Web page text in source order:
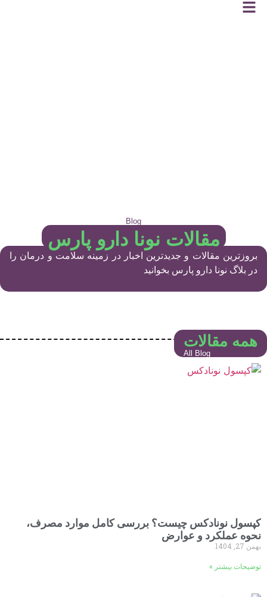
مقالات نونا دارو پارس
Blog
بروزترین مقالات و جدیدترین اخبار در زمینه سلامت و درمان را
در بلاگ نونا دارو پارس بخوانید
همه مقالات
All Blog
کپسول نونادکس چیست؟ بررسی کامل موارد مصرف،
نحوه عملکرد و عوارض
بهمن 27, 1404
توضیحات بیشتر »